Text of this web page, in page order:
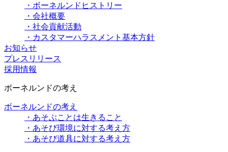
・ボーネルンドヒストリー
・会社概要
・社会貢献活動
・カスタマーハラスメント基本方針
お知らせ
プレスリリース
採用情報
ボーネルンドの考え
ボーネルンドの考え
・あそぶことは生きること
・あそび環境に対する考え方
・あそび道具に対する考え方